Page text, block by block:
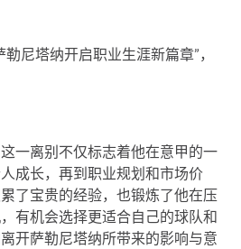
尼塔纳开启职业生涯新篇章”，
一离别不仅标志着他在意甲的一
成长，再到职业规划和市场价
了宝贵的经验，也锻炼了他在压
有机会选择更适合自己的球队和
开萨勒尼塔纳所带来的影响与意